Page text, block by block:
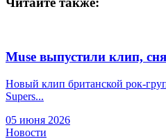
Muse выпустили клип,
Новый клип британской рок-
Supers...
05 июня 2026
Новости